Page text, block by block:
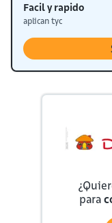
Facil y rapido
aplican tyc
para